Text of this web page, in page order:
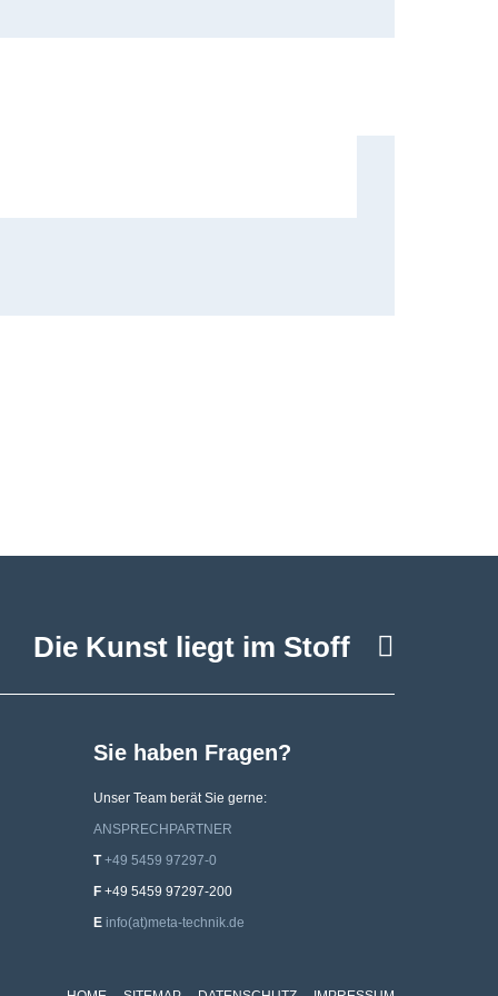
Die Kunst liegt im Stoff
Sie haben Fragen?
Unser Team berät Sie gerne:
ANSPRECHPARTNER
T +49 5459 97297-0
F‍‍+‍49 ‍5459 ‍97297-200
E info(at)meta-technik.de